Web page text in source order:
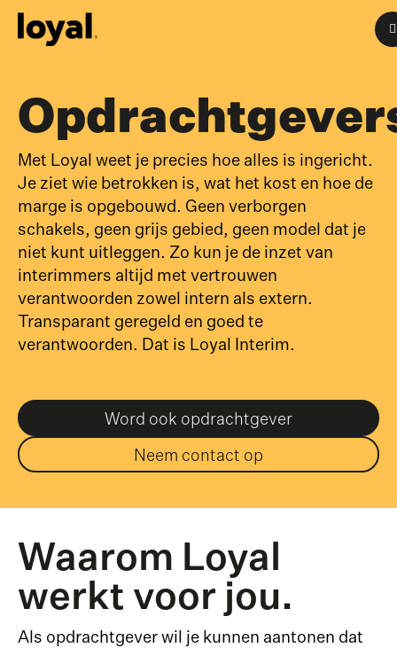
Met Loyal weet je precies hoe alles is ingericht.
Je ziet wie betrokken is, wat het kost en hoe de
marge is opgebouwd. Geen verborgen
schakels, geen grijs gebied, geen model dat je
niet kunt uitleggen. Zo kun je de inzet van
interimmers altijd met vertrouwen
verantwoorden zowel intern als extern.
Transparant geregeld en goed te
verantwoorden. Dat is Loyal Interim.
Word ook opdrachtgever
Neem contact op
Waarom Loyal
werkt voor jou.
Als opdrachtgever wil je kunnen aantonen dat